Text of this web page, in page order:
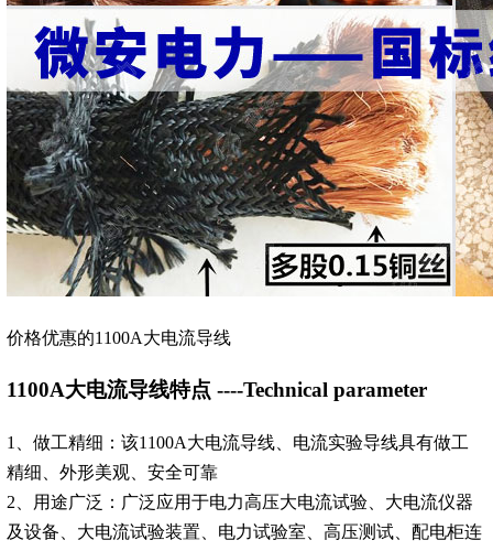
价格优惠的1100A大电流导线
1100A大电流导线特点 ----Technical parameter
1、做工精细：该1100A大电流导线、电流实验导线具有做工
精细、外形美观、安全可靠
2、用途广泛：广泛应用于电力高压大电流试验、大电流仪器
及设备、大电流试验装置、电力试验室、高压测试、配电柜连